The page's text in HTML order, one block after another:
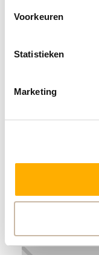
Voorkeuren
Statistieken
Marketing